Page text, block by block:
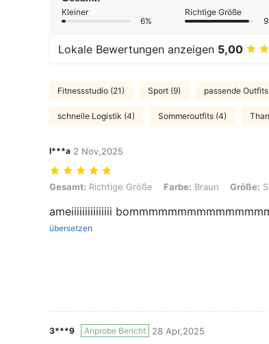
Kleiner
6%
Richtige Größe
Lokale Bewertungen anzeigen 5,00
Fitnessstudio (21) Sport (9) passende
schnelle Logistik (4) Sommeroutfits (4)
I***a 2 Nov,2025
Gesamt: Richtige Größe, Farbe: Braun, Größe: S
Gesamt: Richtige Größe Farbe: Braun Größe: S
ameiiiiiiiiiiiiiii
übersetzen
3***9 Anprobe Bericht 28 Apr,2025